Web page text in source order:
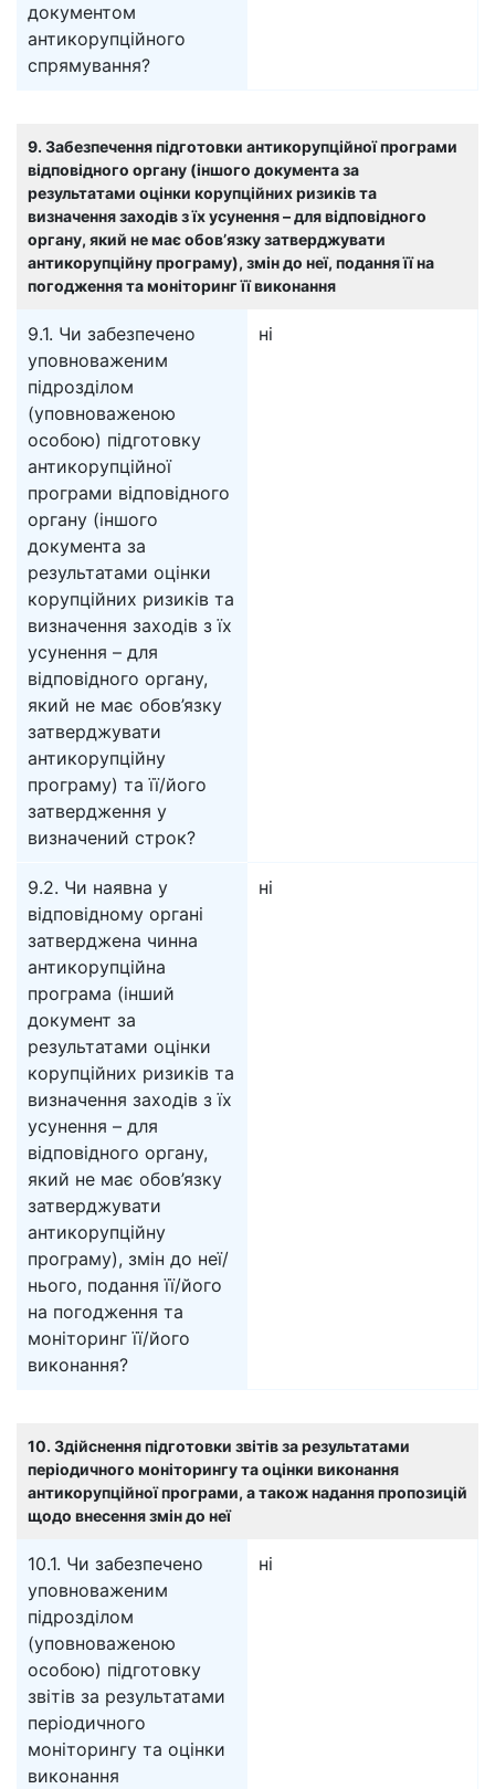
документом
антикорупційного
спрямування?
9. Забезпечення підготовки антикорупційної програми
відповідного органу (іншого документа за
результатами оцінки корупційних ризиків та
визначення заходів з їх усунення – для відповідного
органу, який не має обов’язку затверджувати
антикорупційну програму), змін до неї, подання її на
погодження та моніторинг її виконання
9.1. Чи забезпечено
уповноваженим
підрозділом
(уповноваженою
особою) підготовку
антикорупційної
програми відповідного
органу (іншого
документа за
результатами оцінки
корупційних ризиків та
визначення заходів з їх
усунення – для
відповідного органу,
який не має обов’язку
затверджувати
антикорупційну
програму) та її/його
затвердження у
визначений строк?
ні
9.2. Чи наявна у
відповідному органі
затверджена чинна
антикорупційна
програма (інший
документ за
результатами оцінки
корупційних ризиків та
визначення заходів з їх
усунення – для
відповідного органу,
який не має обов’язку
затверджувати
антикорупційну
програму), змін до неї/
нього, подання її/його
на погодження та
моніторинг її/його
виконання?
ні
10. Здійснення підготовки звітів за результатами
періодичного моніторингу та оцінки виконання
антикорупційної програми, а також надання пропозицій
щодо внесення змін до неї
10.1. Чи забезпечено
уповноваженим
підрозділом
(уповноваженою
особою) підготовку
звітів за результатами
періодичного
моніторингу та оцінки
виконання
ні